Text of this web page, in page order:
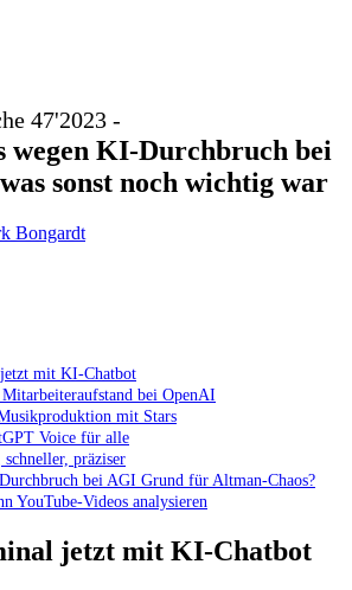
47'2023 -
wegen KI-Durchbruch bei
sonst noch wichtig war
Bongardt
mit KI-Chatbot
bei OpenAI
mit Stars
Voice für alle
präziser
bei AGI Grund für Altman-Chaos?
YouTube-Videos analysieren
jetzt mit KI-Chatbot